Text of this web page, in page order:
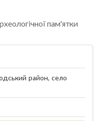
пам'ятки
район, село